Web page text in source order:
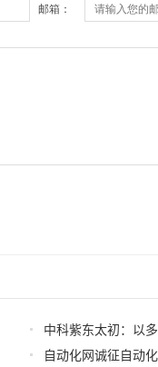
中科紫东太初：以
自动化网诚征自动